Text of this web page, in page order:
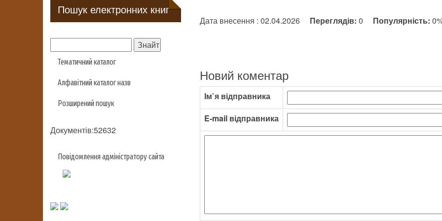
Пошук електронних книг
Тематичний каталог
Алфавітний каталог назв
Розширений пошук
Документів:52632
Повідомлення адміністратору сайта
Дата внесення : 02.04.2026 Переглядів: 0 Популярність:
Новий коментар
Ім`я відправника
E-mail відправника